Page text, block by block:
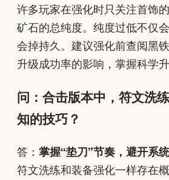
许多玩家在强化时只关注首饰
矿石的总纯度。纯度过低不仅
会掉持久。建议强化前查阅黑
升级成功率的影响，掌握科学升
问：合击版本中，符文洗
知的技巧？
答： 掌握“垫刀”节奏，避开系
符文洗练和装备强化一样存在